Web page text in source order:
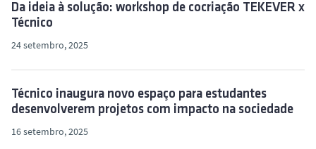
Da ideia à solução: workshop de cocriação TEKEVER x
Técnico
24 setembro, 2025
Técnico inaugura novo espaço para estudantes
desenvolverem projetos com impacto na sociedade
16 setembro, 2025